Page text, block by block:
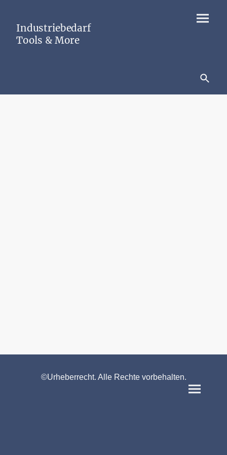
Industriebedarf
Tools & More
©Urheberrecht. Alle Rechte vorbehalten.